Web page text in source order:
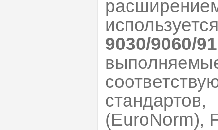
9030/9060/
(EuroNorm),